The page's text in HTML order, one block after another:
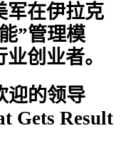
军在伊拉克
”管理模
创业者。
迎的领导
Gets Result